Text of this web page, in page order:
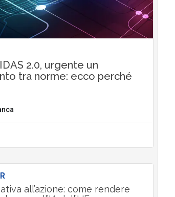
2.0, urgente un
tra norme: ecco perché
all’azione: come rendere